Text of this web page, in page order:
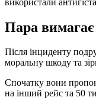
Пара
Після інциденту
моральну шкоду та
Спочатку вони
на інший рейс та 50